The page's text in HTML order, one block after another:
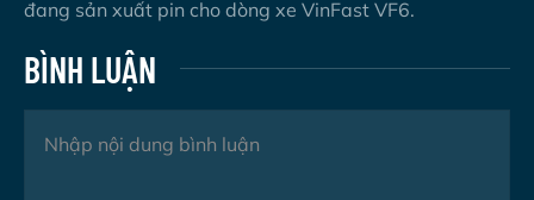
đang sản xuất pin cho dòng xe VinFast VF6.
BÌNH LUẬN